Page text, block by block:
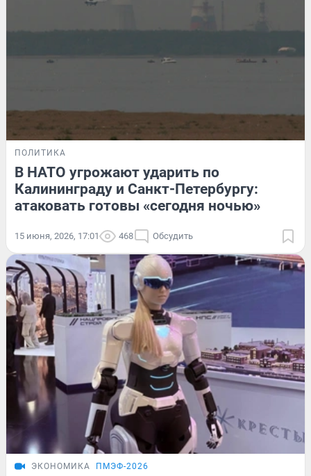
ПОЛИТИКА
В НАТО угрожают ударить по
Калининграду и Санкт-Петербургу:
атаковать готовы «сегодня ночью»
15 июня, 2026, 17:01 468 Обсудить
ЭКОНОМИКА ПМЭФ-2026